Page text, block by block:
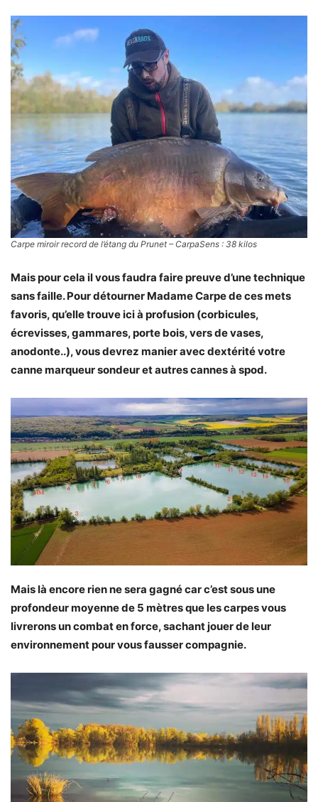
Carpe miroir record de l’étang du Prunet – CarpaSens : 38 kilos
Mais pour cela il vous faudra faire preuve d’une technique
sans faille. Pour détourner Madame Carpe de ces mets
favoris, qu’elle trouve ici à profusion (corbicules,
écrevisses, gammares, porte bois, vers de vases,
anodonte..), vous devrez manier avec dextérité votre
canne marqueur sondeur et autres cannes à spod.
Mais là encore rien ne sera gagné car c’est sous une
profondeur moyenne de 5 mètres que les carpes vous
livrerons un combat en force, sachant jouer de leur
environnement pour vous fausser compagnie.